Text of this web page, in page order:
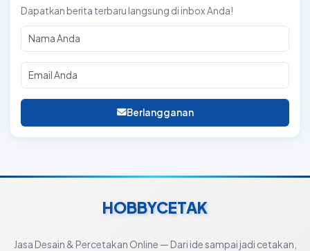
Dapatkan berita terbaru langsung di inbox Anda!
Berlangganan
HOBBYCETAK
Jasa Desain & Percetakan Online — Dari ide sampai jadi cetakan,